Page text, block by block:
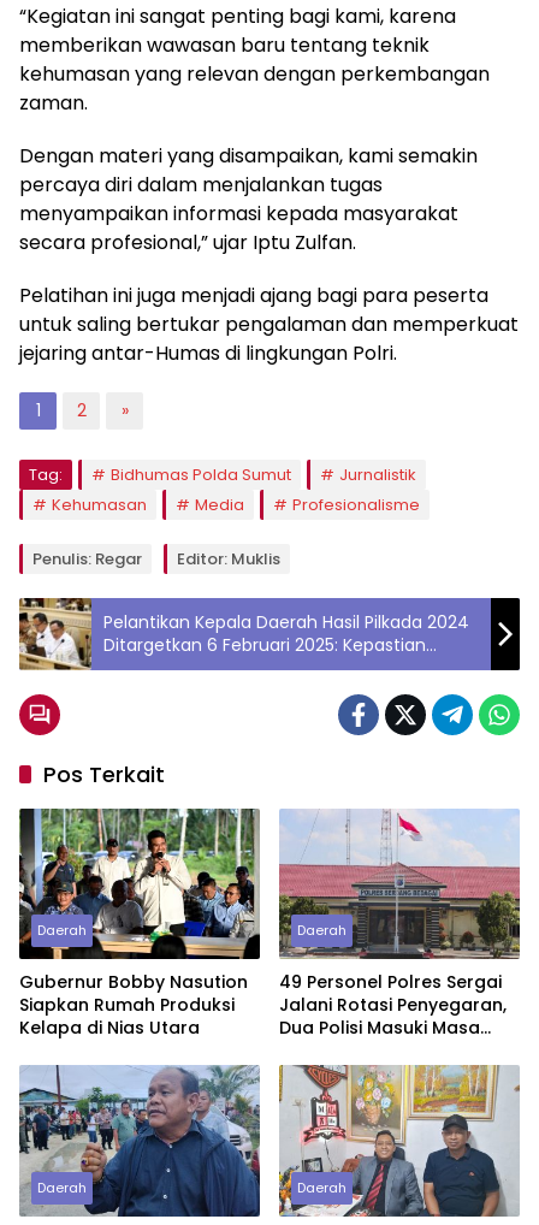
“Kegiatan ini sangat penting bagi kami, karena
memberikan wawasan baru tentang teknik
kehumasan yang relevan dengan perkembangan
zaman.
Dengan materi yang disampaikan, kami semakin
percaya diri dalam menjalankan tugas
menyampaikan informasi kepada masyarakat
secara profesional,” ujar Iptu Zulfan.
Pelatihan ini juga menjadi ajang bagi para peserta
untuk saling bertukar pengalaman dan memperkuat
jejaring antar-Humas di lingkungan Polri.
1 2 »
Tag: Bidhumas Polda Sumut
Jurnalistik
Kehumasan
Media Profesionalisme
Penulis: Regar Editor: Muklis
Pelantikan Kepala Daerah Hasil Pilkada 2024
Ditargetkan 6 Februari 2025: Kepastian
Hukum dan Penghormatan Otonomi Daerah
Pos Terkait
Daerah
Gubernur Bobby Nasution
Siapkan Rumah Produksi
Kelapa di Nias Utara
Daerah
49 Personel Polres Sergai
Jalani Rotasi Penyegaran,
Dua Polisi Masuki Masa
Daerah Daerah